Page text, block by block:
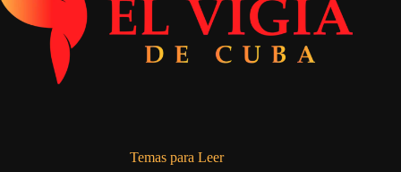
Temas para Leer